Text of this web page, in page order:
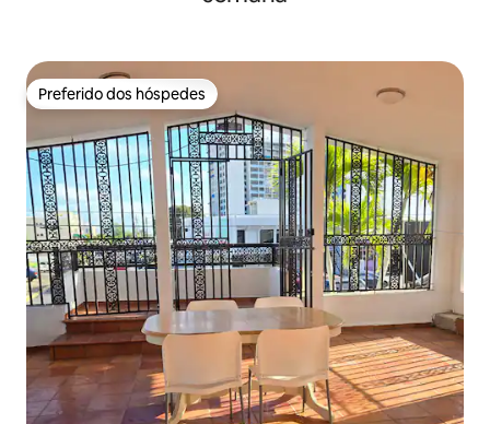
Preferido dos hóspedes
Preferido dos hóspedes